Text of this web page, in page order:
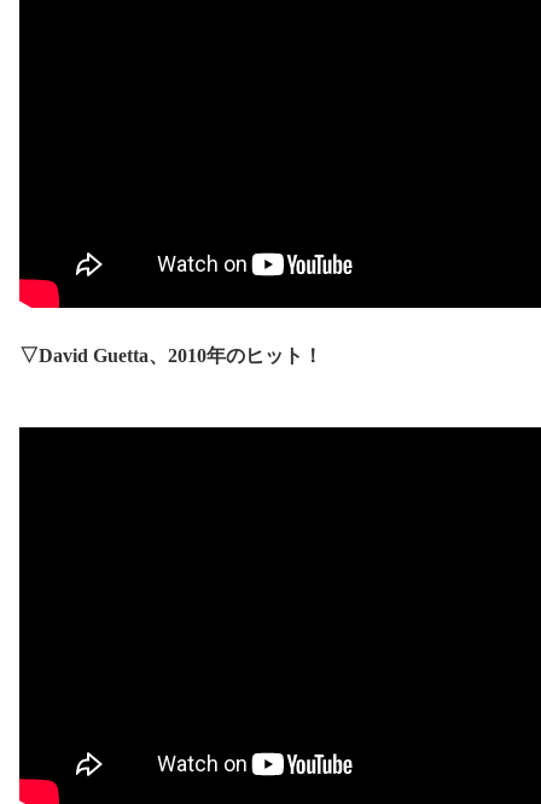
▽David Guetta、 2010年のヒット！